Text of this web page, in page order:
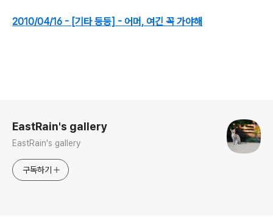
2010/04/16 - [기타 등등] - 어머, 여긴 꼭 가야해
EastRain's gallery
EastRain's gallery
구독하기